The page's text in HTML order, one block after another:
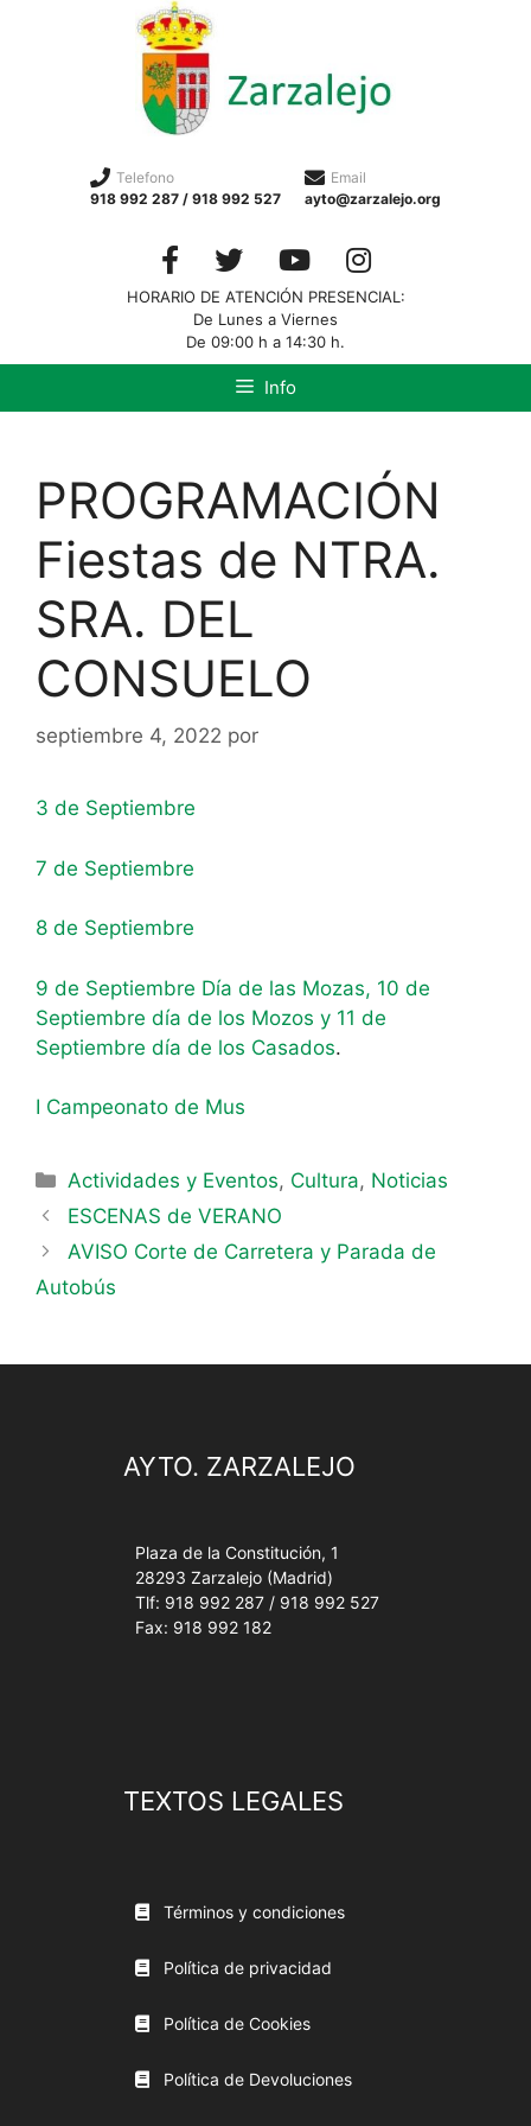
Telefono
918 992 287 / 918 992 527
Email
ayto@zarzalejo.org
HORARIO DE ATENCIÓN PRESENCIAL:
De Lunes a Viernes
De 09:00 h a 14:30 h.
Info
PROGRAMACIÓN
Fiestas de NTRA.
SRA. DEL
CONSUELO
septiembre 4, 2022 por
3 de Septiembre
7 de Septiembre
8 de Septiembre
9 de Septiembre Día de las Mozas, 10 de
Septiembre día de los Mozos y 11 de
Septiembre día de los Casados.
I Campeonato de Mus
Actividades y Eventos, Cultura, Noticias
ESCENAS de VERANO
AVISO Corte de Carretera y Parada de
Autobús
AYTO. ZARZALEJO
Plaza de la Constitución, 1
28293 Zarzalejo (Madrid)
Tlf: 918 992 287 / 918 992 527
Fax: 918 992 182
TEXTOS LEGALES
Términos y condiciones
Política de privacidad
Política de Cookies
Política de Devoluciones